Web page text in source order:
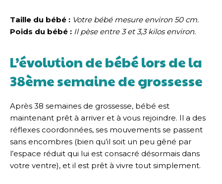
Taille du bébé : Votre bébé mesure environ 50 cm.
Poids du bébé : Il pèse entre 3 et 3,3 kilos environ.
L’évolution de bébé lors de la
38ème semaine de grossesse
Après 38 semaines de grossesse, bébé est
maintenant prêt à arriver et à vous rejoindre. Il a des
réflexes coordonnées, ses mouvements se passent
sans encombres (bien qu’il soit un peu gêné par
l’espace réduit qui lui est consacré désormais dans
votre ventre), et il est prêt à vivre tout simplement.